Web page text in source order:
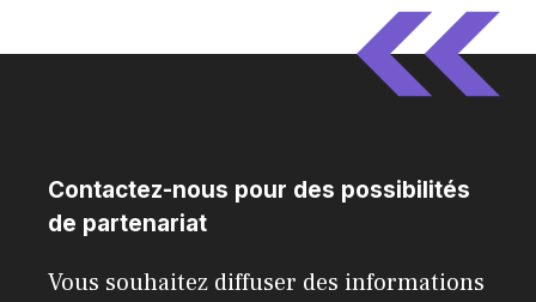
Contactez-nous pour des possibilités
de partenariat
Vous souhaitez diffuser des informations